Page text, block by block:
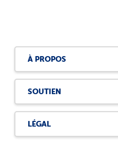
À PROPOS
SOUTIEN
LÉGAL